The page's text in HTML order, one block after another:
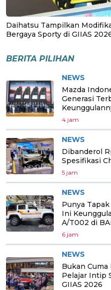
Daihatsu Tampilkan
Bergaya Sporty di GIIAS
BERITA PILIHAN
NEWS
Mazda
Generasi
4 jam
NEWS
Dibanderol
Spesifikasi
5 jam
NEWS
Punya
Ini
A/T002 di
6 jam
NEWS
Bukan Cuma
Pelajar Intip
GIIAS 2026